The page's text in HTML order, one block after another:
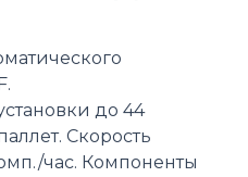
до 44
Скорость
час. Компоненты